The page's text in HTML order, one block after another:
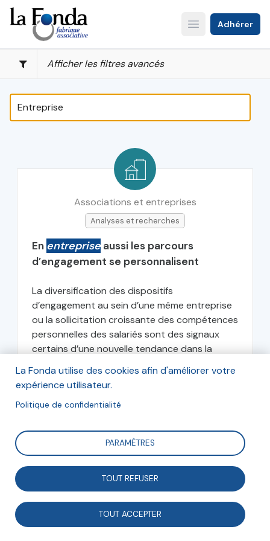
Aller
au
contenu
principal
Open main menu
Adhérer
Afficher les filtres avancés
Associations et entreprises
Analyses et recherches
En entreprise aussi les parcours
d’engagement se personnalisent
La diversification des dispositifs
d’engagement au sein d’une même entreprise
ou la sollicitation croissante des compétences
personnelles des salariés sont des signaux
certains d’une nouvelle tendance dans la
Consultante
septembre 2018
La Fonda utilise des cookies afin d'améliorer votre
expérience utilisateur.
Politique de confidentialité
PARAMÈTRES
TOUT REFUSER
TOUT ACCEPTER